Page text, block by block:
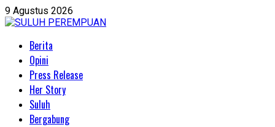
Skip
to
9 Agustus 2026
PrimaryBerita
Opini
Press Release
Her Story
Suluh
Bergabung